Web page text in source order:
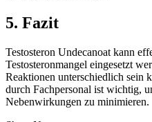
5. Fazit
Testosteron Undecanoat kann
Testosteronmangel eingesetzt
Reaktionen unterschiedlich sein
durch Fachpersonal ist wichtig,
Nebenwirkungen zu minimieren.